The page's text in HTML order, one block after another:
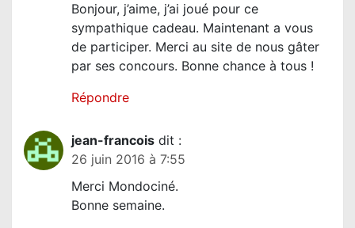
Bonjour, j’aime, j’ai joué pour ce
sympathique cadeau. Maintenant a vous
de participer. Merci au site de nous gâter
par ses concours. Bonne chance à tous !
Répondre
jean-francois dit :
26 juin 2016 à 7:55
Merci Mondociné.
Bonne semaine.